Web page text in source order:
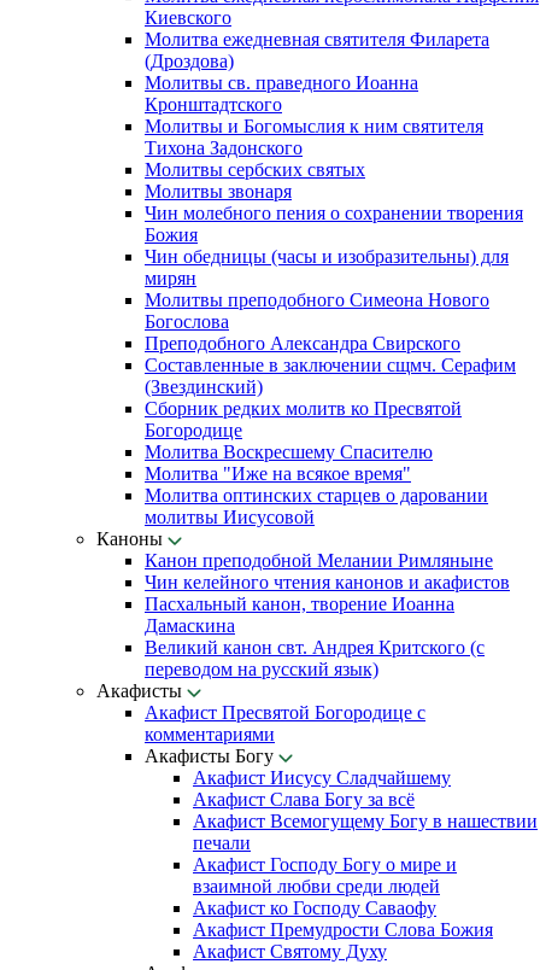
Киевского
Молитва ежедневная святителя Филарета
(Дроздова)
Молитвы св. праведного Иоанна
Кронштадтского
Молитвы и Богомыслия к ним святителя
Тихона Задонского
Молитвы сербских святых
Молитвы звонаря
Чин молебного пения о сохранении творения
Божия
Чин обедницы (часы и изобразительны) для
мирян
Молитвы преподобного Симеона Нового
Богослова
Преподобного Александра Свирского
Составленные в заключении сщмч. Серафим
(Звездинский)
Сборник редких молитв ко Пресвятой
Богородице
Молитва Воскресшему Спасителю
Молитва "Иже на всякое время"
Молитва оптинских старцев о даровании
молитвы Иисусовой
Каноны
Канон преподобной Мелании Римляныне
Чин келейного чтения канонов и акафистов
Пасхальный канон, творение Иоанна
Дамаскина
Великий канон свт. Андрея Критского (с
переводом на русский язык)
Акафисты
Акафист Пресвятой Богородице с
комментариями
Акафисты Богу
Акафист Иисусу Сладчайшему
Акафист Слава Богу за всё
Акафист Всемогущему Богу в нашествии
печали
Акафист Господу Богу о мире и
взаимной любви среди людей
Акафист ко Господу Саваофу
Акафист Премудрости Слова Божия
Акафист Святому Духу